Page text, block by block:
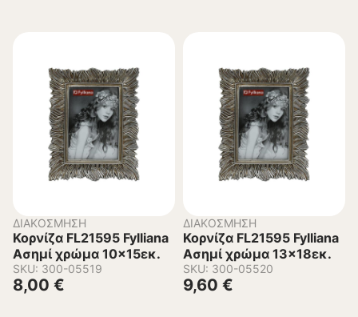
ΔΙΑΚΌΣΜΗΣΗ
Κορνίζα FL21595 Fylliana
Ασημί χρώμα 10×15εκ.
SKU: 300-05519
8,00 €
ΔΙΑΚΌΣΜΗΣΗ
Κορνίζα FL21595 Fylliana
Ασημί χρώμα 13×18εκ.
SKU: 300-05520
9,60 €